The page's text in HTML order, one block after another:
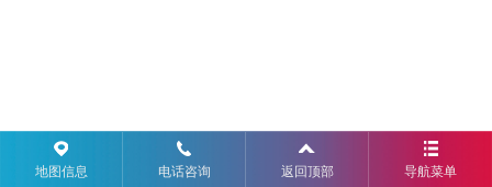
地图信息 电话咨询 返回顶部 导航菜单